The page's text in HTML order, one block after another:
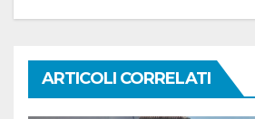
ARTICOLI CORRELATI